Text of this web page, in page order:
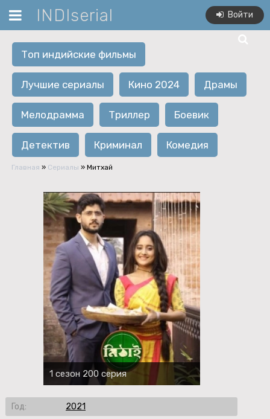
INDIserial Войти
Топ индийские фильмы
Лучшие сериалы Кино 2024 Драмы
Мелодрамма Триллер Боевик
Детектив Криминал Комедия
Главная » Сериалы » Митхай
1 сезон 200 серия
Год:
2021